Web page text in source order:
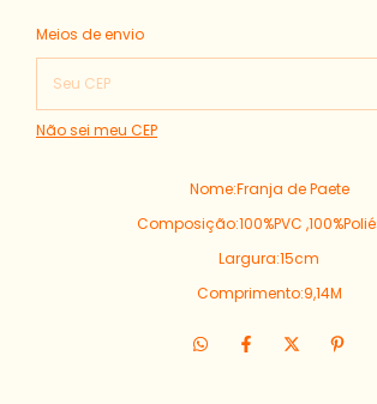
Entregas para o CEP:
Meios de envio
Não sei meu CEP
Nome:Franja de Paete
Composição:100%PVC
Largura:15cm
Comprimento:9,14M